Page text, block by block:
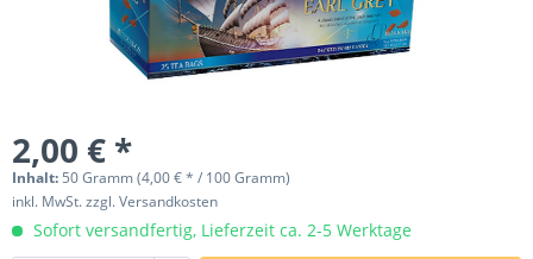
2,00 € *
Inhalt: 50 Gramm (4,00 € * / 100 Gramm)
inkl. MwSt.zzgl. Versandkosten
Sofort versandfertig, Lieferzeit ca. 2-5 Werktage